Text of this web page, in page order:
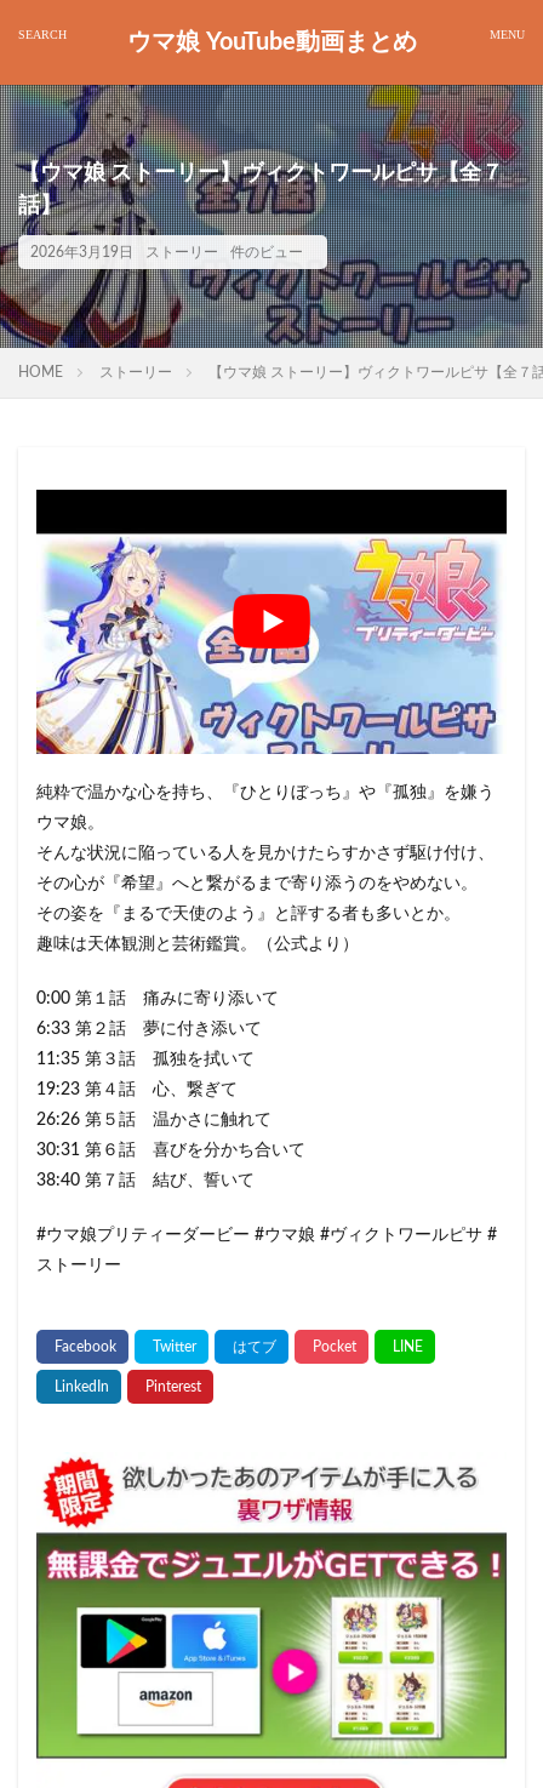
ウマ娘 YouTube動画まとめ
【ウマ娘 ストーリー】ヴィクトワールピサ【全７
話】
2026年3月19日 ストーリー 件のビュー
HOME ストーリー 【ウマ娘 ストーリー】ヴィクトワールピサ【全７
純粋で温かな心を持ち、『ひとりぼっち』や『孤独』を嫌う
ウマ娘。
そんな状況に陥っている人を見かけたらすかさず駆け付け、
その心が『希望』へと繋がるまで寄り添うのをやめない。
その姿を『まるで天使のよう』と評する者も多いとか。
趣味は天体観測と芸術鑑賞。（公式より）
0:00 第１話 痛みに寄り添いて
6:33 第２話 夢に付き添いて
11:35 第３話 孤独を拭いて
19:23 第４話 心、繋ぎて
26:26 第５話 温かさに触れて
30:31 第６話 喜びを分かち合いて
38:40 第７話 結び、誓いて
#ウマ娘プリティーダービー #ウマ娘 #ヴィクトワールピサ #
ストーリー